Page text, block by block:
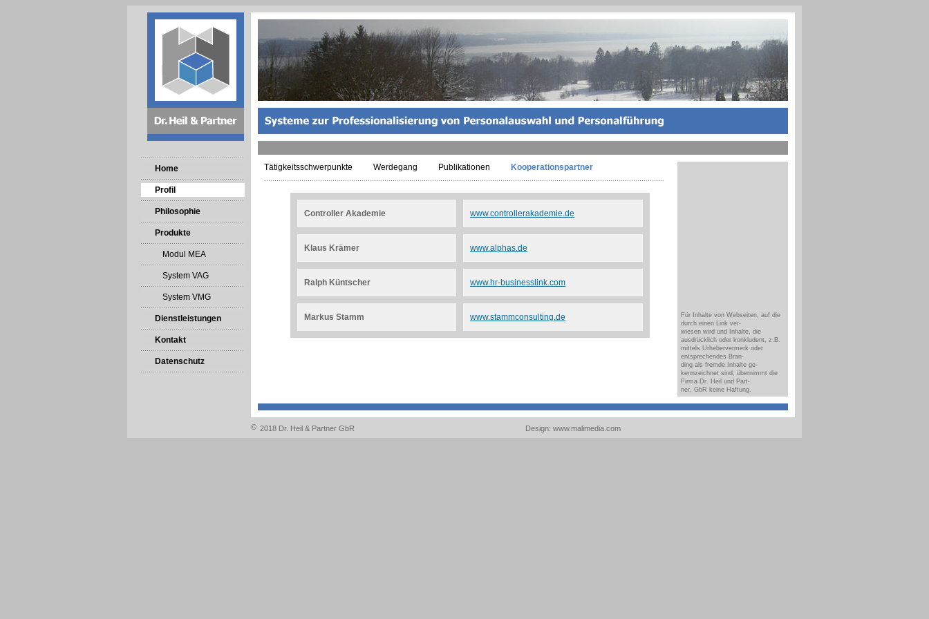
Home
Profil
Philosophie
Produkte
Modul MEA
System VAG
System VMG
Dienstleistungen
Kontakt
Datenschutz
Tätigkeitsschwerpunkte Werdegang Publikationen Kooperationspartner
Controller Akademie www.controllerakademie.de
Klaus Krämer www.alphas.de
Ralph Küntscher www.hr-businesslink.com
Markus Stamm www.stammconsulting.de
Für Inhalte von Webseiten, auf die
durch einen Link ver-
wiesen wird und Inhalte, die
ausdrücklich oder konkludent, z.B.
mittels Urhebervermerk oder
entsprechendes Bran-
ding als fremde Inhalte ge-
kennzeichnet sind, übernimmt die
Firma Dr. Heil und Part-
ner, GbR keine Haftung.
© 2018 Dr. Heil & Partner GbR Design: www.malimedia.com